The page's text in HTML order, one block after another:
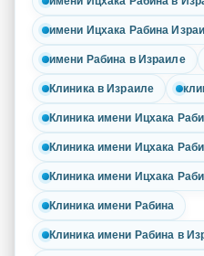
имени Ицхака Рабина
имени Рабина в Израиле
Клиника в Израиле
Клиника имени Ицхака
Клиника имени Ицхака
Клиника имени Ицхака
Клиника имени Рабина
Клиника имени Рабина в